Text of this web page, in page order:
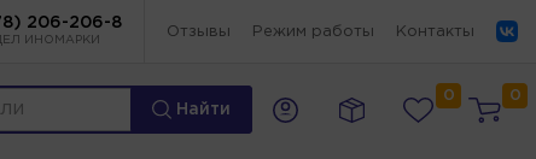
206-206-8
ИНОМАРКИ
Отзывы Режим работы Контакты
Найти
0 0